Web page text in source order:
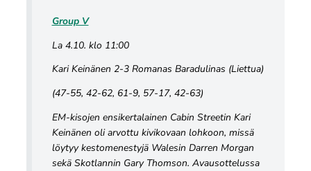
Group V
La 4.10. klo 11:00
Kari Keinänen 2-3 Romanas Baradulinas (Liettua)
(47-55, 42-62, 61-9, 57-17, 42-63)
EM-kisojen ensikertalainen Cabin Streetin Kari
Keinänen oli arvottu kivikovaan lohkoon, missä
löytyy kestomenestyjä Walesin Darren Morgan
sekä Skotlannin Gary Thomson. Avausottelussa